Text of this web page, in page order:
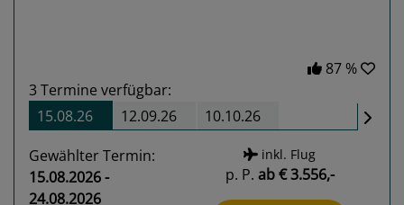
87 %
3 Termine verfügbar:
15.08.26
12.09.26 10.10.26
Gewählter Termin:
15.08.2026 -
24.08.2026
inkl. Flug
p. P. ab€ 3.556,-